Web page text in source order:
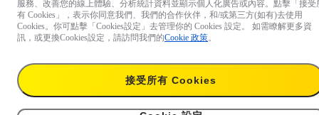
服務、改善您的線上體驗、分析統計資料並顯示個人化廣告或內容。點擊「接受
有 Cookies」，表示你同意我們、我們的合作伙伴，和/或第三方(如有)去使用
Cookies。你可點擊「Cookies設定」去管理你的 Cookies 設定。 如需瞭解更多資
訊，或更換Cookies設定，請訪問我們的Cookie 政策。
接受所有 Cookies